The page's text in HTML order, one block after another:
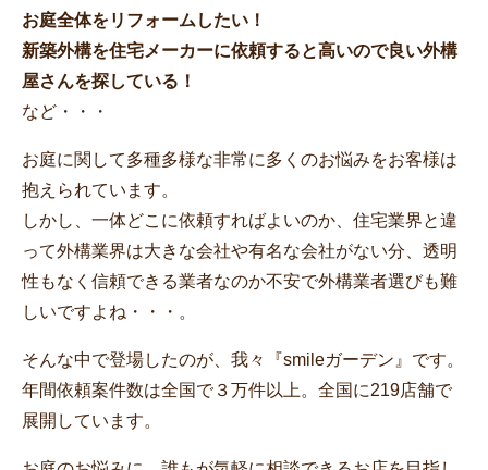
お庭全体をリフォームしたい！
新築外構を住宅メーカーに依頼すると高いので良い外構
屋さんを探している！
など・・・
お庭に関して多種多様な非常に多くのお悩みをお客様は
抱えられています。
しかし、一体どこに依頼すればよいのか、住宅業界と違
って外構業界は大きな会社や有名な会社がない分、透明
性もなく信頼できる業者なのか不安で外構業者選びも難
しいですよね・・・。
そんな中で登場したのが、我々『smileガーデン』です。
年間依頼案件数は全国で３万件以上。全国に219店舗で
展開しています。